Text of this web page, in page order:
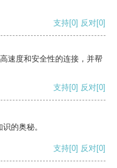
支持[0] 反对[0]
速度和安全性的连接，并帮
支持[0] 反对[0]
的奥秘。
支持[0] 反对[0]